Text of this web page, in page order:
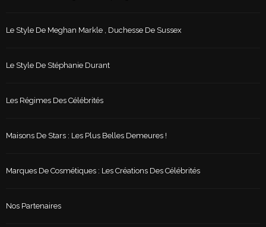
Le Style De Meghan Markle , Duchesse De Sussex
Le Style De Stéphanie Durant
Les Régimes Des Célébrités
Maisons De Stars : Les Plus Belles Demeures !
Marques De Cosmétiques : Les Créations Des Célébrités
Nos Partenaires